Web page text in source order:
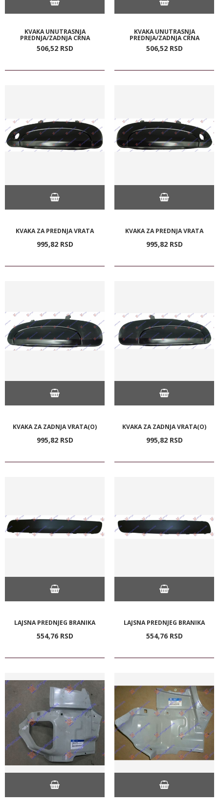
KVAKA UNUTRASNJA
PREDNJA/ZADNJA CRNA
506,52 RSD
KVAKA UNUTRASNJA
PREDNJA/ZADNJA CRNA
506,52 RSD
KVAKA ZA PREDNJA VRATA
995,82 RSD
KVAKA ZA PREDNJA VRATA
995,82 RSD
KVAKA ZA ZADNJA VRATA(O)
995,82 RSD
KVAKA ZA ZADNJA VRATA(O)
995,82 RSD
LAJSNA PREDNJEG BRANIKA
554,76 RSD
LAJSNA PREDNJEG BRANIKA
554,76 RSD